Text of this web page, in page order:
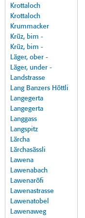
Krottaloch
Krottaloch
Krummacker
Krüz, bim -
Krüz, bim -
Läger, ober -
Läger, under -
Landstrasse
Lang Banzers Höttli
Langegerta
Langegerta
Langgass
Langspitz
Lärcha
Lärchasässli
Lawena
Lawenabach
Lawenaröfi
Lawenastrasse
Lawenatobel
Lawenaweg